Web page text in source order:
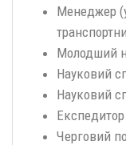
Менеджер
Молодший
Науковий
Науковий
Черговий